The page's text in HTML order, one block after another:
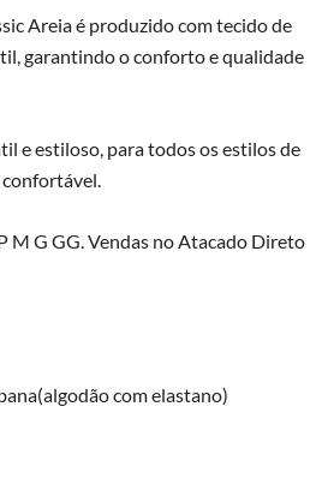
Areia é produzido com tecido de
garantindo o conforto e qualidade
e estiloso, para todos os estilos de
M G GG. Vendas no Atacado Direto
com elastano)